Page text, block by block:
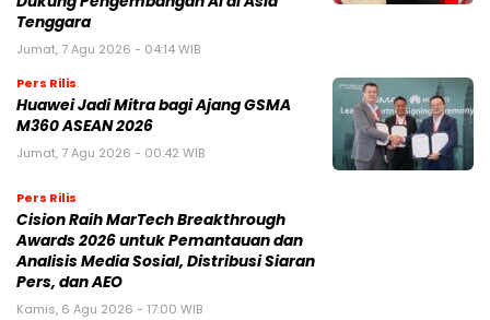
Tenggara
Jumat, 7 Agu 2026 - 04:14 WIB
Pers Rilis
Huawei Jadi Mitra bagi Ajang GSMA
M360 ASEAN 2026
Jumat, 7 Agu 2026 - 00:42 WIB
Pers Rilis
Cision Raih MarTech Breakthrough
Awards 2026 untuk Pemantauan dan
Analisis Media Sosial, Distribusi Siaran
Pers, dan AEO
Kamis, 6 Agu 2026 - 17:00 WIB